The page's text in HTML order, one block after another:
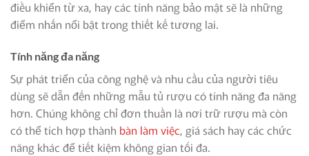
điều khiển từ xa, hay các tính năng bảo mật sẽ là những
điểm nhấn nổi bật trong thiết kế tương lai.
Tính năng đa năng
Sự phát triển của công nghệ và nhu cầu của người tiêu
dùng sẽ dẫn đến những mẫu tủ rượu có tính năng đa năng
hơn. Chúng không chỉ đơn thuần là nơi trữ rượu mà còn
có thể tích hợp thành bàn làm việc, giá sách hay các chức
năng khác để tiết kiệm không gian tối đa.